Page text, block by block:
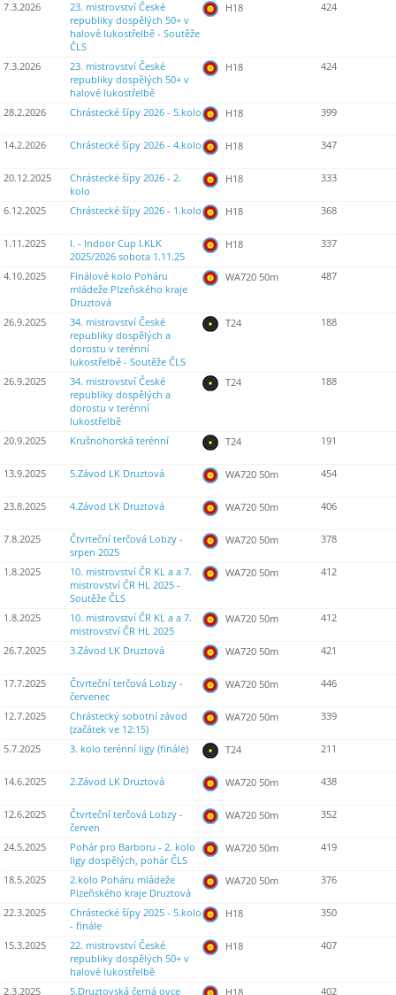
7.3.2026
23. mistrovství České
republiky dospělých 50+ v
halové lukostřelbě - Soutěže
ČLS
H18 424
7.3.2026
23. mistrovství České
republiky dospělých 50+ v
halové lukostřelbě
H18 424
28.2.2026 Chrástecké šípy 2026 - 5.kolo H18 399
14.2.2026 Chrástecké šípy 2026 - 4.kolo H18 347
20.12.2025
Chrástecké šípy 2026 - 2.
kolo
H18 333
6.12.2025 Chrástecké šípy 2026 - 1.kolo H18 368
1.11.2025
I. - Indoor Cup I.KLK
2025/2026 sobota 1.11.25
H18 337
4.10.2025
Finálové kolo Poháru
mládeže Plzeňského kraje
Druztová
WA720 50m 487
26.9.2025
34. mistrovství České
republiky dospělých a
dorostu v terénní
lukostřelbě - Soutěže ČLS
T24 188
26.9.2025
34. mistrovství České
republiky dospělých a
dorostu v terénní
lukostřelbě
T24 188
20.9.2025 Krušnohorská terénní T24 191
13.9.2025 5.Závod LK Druztová WA720 50m 454
23.8.2025 4.Závod LK Druztová WA720 50m 406
7.8.2025
Čtvrteční terčová Lobzy -
srpen 2025
WA720 50m 378
1.8.2025
10. mistrovství ČR KL a a 7.
mistrovství ČR HL 2025 -
Soutěže ČLS
WA720 50m 412
1.8.2025
10. mistrovství ČR KL a a 7.
mistrovství ČR HL 2025
WA720 50m 412
26.7.2025 3.Závod LK Druztová WA720 50m 421
17.7.2025
Čtvrteční terčová Lobzy -
červenec
WA720 50m 446
12.7.2025
Chrástecký sobotní závod
(začátek ve 12:15)
WA720 50m 339
5.7.2025 3. kolo terénní ligy (finále) T24 211
14.6.2025 2.Závod LK Druztová WA720 50m 438
12.6.2025
Čtvrteční terčová Lobzy -
červen
WA720 50m 352
24.5.2025
Pohár pro Barboru - 2. kolo
ligy dospělých, pohár ČLS
WA720 50m 419
18.5.2025
2.kolo Poháru mládeže
Plzeňského kraje Druztová
WA720 50m 376
22.3.2025
Chrástecké šípy 2025 - 5.kolo
- finále
H18 350
15.3.2025
22. mistrovství České
republiky dospělých 50+ v
halové lukostřelbě
H18 407
2.3.2025 5.Druztovská černá ovce H18 402